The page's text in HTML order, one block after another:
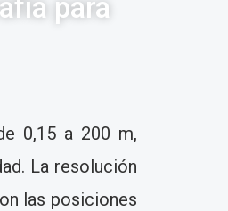
para
0,15 a 200 m,
La resolución
las posiciones